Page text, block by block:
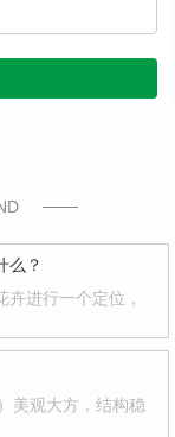
么？
进行一个定位，
美观大方，结构稳